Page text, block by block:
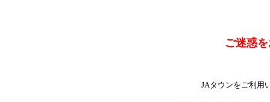
ご迷惑
JAタウンをご利用